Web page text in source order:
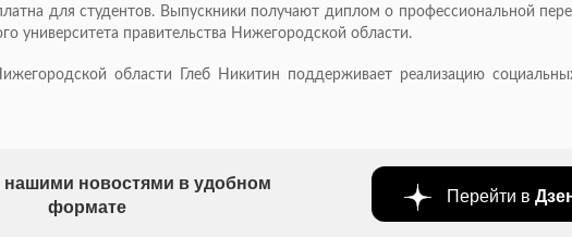
для студентов. Выпускники получают диплом о профессиональной
университета правительства Нижегородской области.
области Глеб Никитин поддерживает реализацию
нашими новостями в удобном
формате
Перейти в